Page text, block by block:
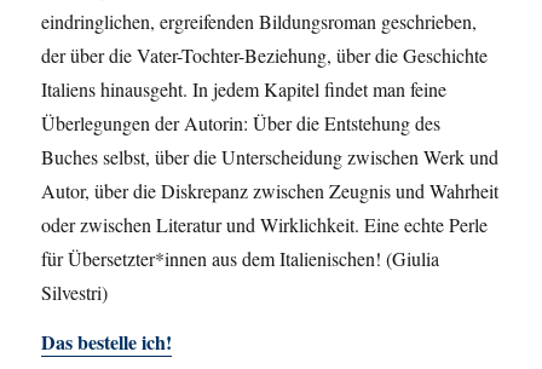
eindringlichen, ergreifenden Bildungsroman geschrieben,
der über die Vater-Tochter-Beziehung, über die Geschichte
Italiens hinausgeht. In jedem Kapitel findet man feine
Überlegungen der Autorin: Über die Entstehung des
Buches selbst, über die Unterscheidung zwischen Werk und
Autor, über die Diskrepanz zwischen Zeugnis und Wahrheit
oder zwischen Literatur und Wirklichkeit. Eine echte Perle
für Übersetzter*innen aus dem Italienischen! (Giulia
Silvestri)
Das bestelle ich!